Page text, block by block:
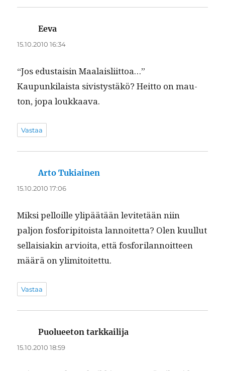
Eeva
15.10.2010 16:34
“Jos edus­taisin Maalaisliittoa…”
Kaupunki­laista sivistys­täkö? Heit­to on mau­
ton, jopa loukkaava.
Vastaa
Arto Tukiainen
15.10.2010 17:06
Mik­si pel­loille ylipäätään levitetään niin
paljon fos­forip­i­toista lan­noitet­ta? Olen kuul­lut
sel­l­aisi­akin arvioi­ta, että fos­fo­ri­lan­noit­teen
määrä on ylimitoitettu.
Vastaa
Puolueeton tarkkailija
15.10.2010 18:59